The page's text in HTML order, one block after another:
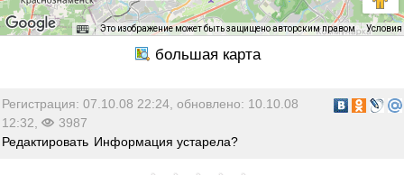
Это изображение может быть защищено авторским правом Условия
Регистрация: 07.10.08 22:24, обновлено: 10.10.08
12:32,
3987
Редактировать Информация устарела?